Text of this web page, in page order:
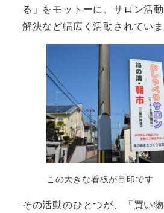
る」をモットーに、サロン活
解決など幅広く活動されていま
この大きな看板が目印です
その活動のひとつが、「買い